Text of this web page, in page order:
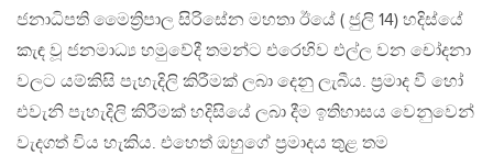
ජනාධිපති මෛත්‍රිපාල සිරිසේන මහතා ඊයේ ( ජුලි 14) හදිස්යේ
කැඳ වූ ජනමාධ්‍ය හමුවේදී තමන්ට එරෙහිව එල්ල වන චෝදනා
වලට යම්කිසි පැහැදිලි කිරීමක් ලබා දෙනු ලැබීය. ප්‍රමාද වී හෝ
එවැනි පැහැදිලි කිරීමක් හදිසියේ ලබා දීම ඉතිහාසය වෙනුවෙන්
වැදගත් විය හැකිය. එහෙත් ඔහුගේ ප්‍රමාදය තුළ තම